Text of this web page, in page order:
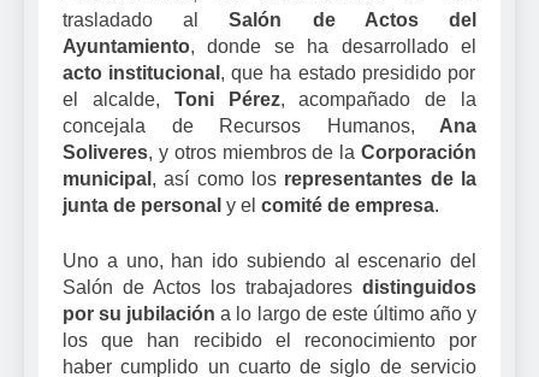
trasladado alSalón de Actos del
Ayuntamiento, donde se ha desarrollado el
acto institucional , que ha estado presidido por
el alcalde, Toni Pérez, acompañado de la
concejala de Recursos Humanos, Ana
Soliveres, y otros miembros de la Corporación
municipal , así como los representantes de la
junta de personal y el comité de empresa.
Uno a uno, han ido subiendo al escenario del
Salón de Actos los trabajadores distinguidos
por su jubilación a lo largo de este último año y
los que han recibido el reconocimiento por
haber cumplido un cuarto de siglo de servicio